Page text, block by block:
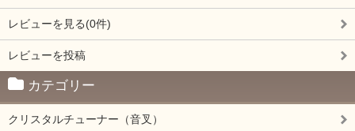
レビューを見る(0件)
レビューを投稿
カテゴリー
クリスタルチューナー（音叉）